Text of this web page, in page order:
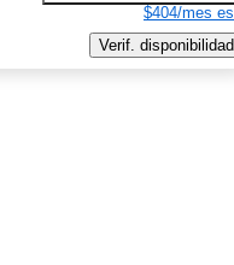
$404/mes
Verif. disponibilidad